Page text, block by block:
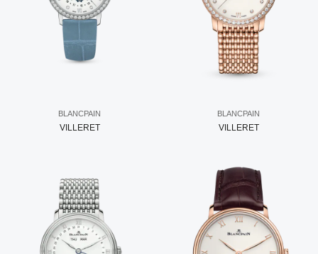
BLANCPAIN
VILLERET
BLANCPAIN
VILLERET